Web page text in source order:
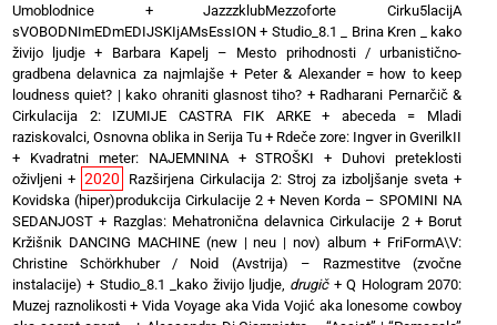
Umoblodnice +JazzzklubMezzoforte Cirku5lacijA
sVOBODNImEDmEDIJSKIjAMsEssION + Studio_8.1 _ Brina Kren _ kako
živijo ljudje + Barbara Kapelj – Mesto prihodnosti / urbanistično-
gradbena delavnica za najmlajše + Peter & Alexander = how to keep
loudness quiet? | kako ohraniti glasnost tiho? + Radharani Pernarčič &
Cirkulacija 2: IZUMIJE CASTRA FIK ARKE+ abeceda = Mladi
raziskovalci, Osnovna oblika in Serija Tu + Rdeče zore: Ingver in GverilkII
+ Kvadratni meter: NAJEMNINA + STROŠKI + Duhovi preteklosti
oživljeni + 2020 Razširjena Cirkulacija 2: Stroj za izboljšanje sveta +
Kovidska (hiper)produkcija Cirkulacije 2 + Neven Korda – SPOMINI NA
SEDANJOST + Razglas: Mehatronična delavnica Cirkulacije 2+ Borut
Kržišnik DANCING MACHINE (new | neu | nov) album + FriFormA\V:
Christine Schörkhuber / Noid (Avstrija) – Razmestitve (zvočne
instalacije) + Studio_8.1 _kako živijo ljudje, drugič+Q Hologram 2070:
Muzej raznolikosti+Vida Voyage aka Vida Vojić aka lonesome cowboy